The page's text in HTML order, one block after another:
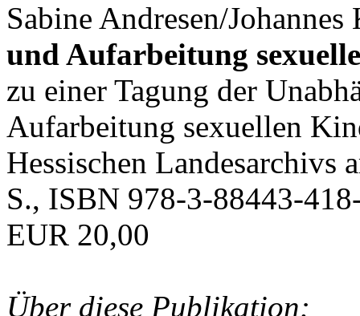
Sabine Andresen/
und Aufarbeitung
zu einer Tagung der
Aufarbeitung sexuellen
Hessischen Landesarchivs
S., ISBN 978-3-88443-
EUR 20,00
Über diese Publikation: